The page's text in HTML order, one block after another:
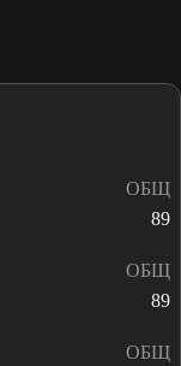
ОБЩ
89
ОБЩ
89
ОБЩ